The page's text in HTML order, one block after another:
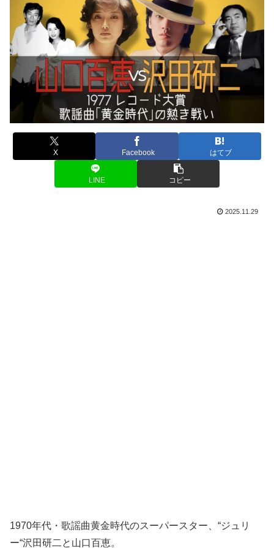
X Facebook はてブ
LINE コピー
2025.11.29
1970年代・歌謡曲黄金時代のスーパースター、“ジュリ
ー“沢田研二と山口百恵。